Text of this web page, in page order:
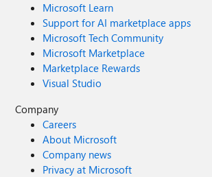
Microsoft Learn
Support for AI marketplace apps
Microsoft Tech Community
Microsoft Marketplace
Marketplace Rewards
Visual Studio
Company
Careers
About Microsoft
Company news
Privacy at Microsoft